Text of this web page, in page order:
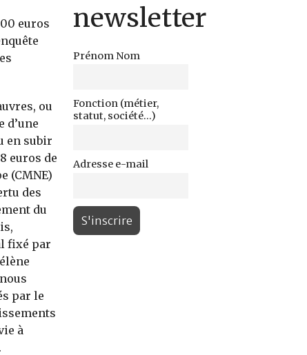
euros
ou
d’une
en subir
euros de
(CMNE)
des
du
fixé par
par le
à
newsletter
Prénom Nom
Fonction (métier,
statut, société...)
Adresse e-mail